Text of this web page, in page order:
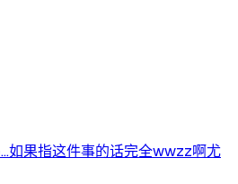
如果指这件事的话完全wwzz啊尤